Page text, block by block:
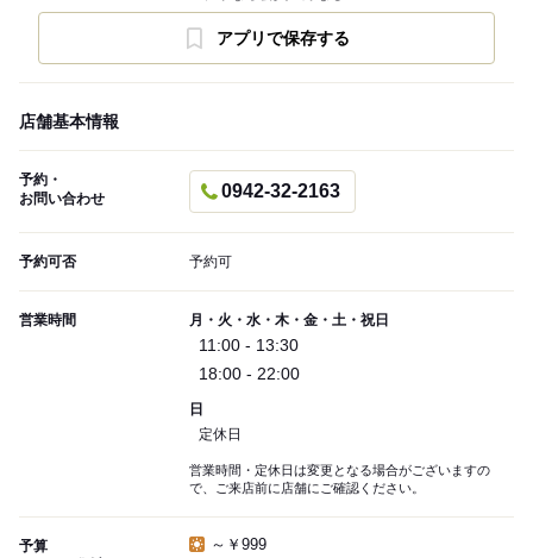
アプリで保存する
店舗基本情報
予約・
お問い合わせ
0942-32-2163
予約可否 予約可
営業時間 月・火・水・木・金・土・祝日
11:00 - 13:30
18:00 - 22:00
日
定休日
営業時間・定休日は変更となる場合がございますの
で、ご来店前に店舗にご確認ください。
予算
～￥999